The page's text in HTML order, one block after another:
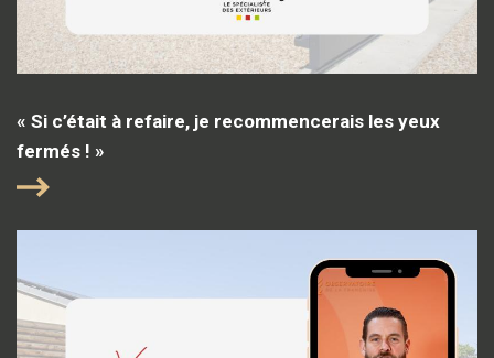
« Si c’était à refaire, je recommencerais les yeux
fermés ! »